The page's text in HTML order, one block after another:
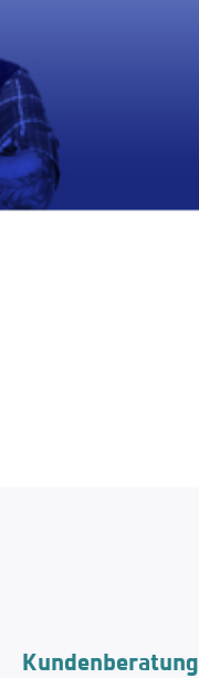
Kundenberatung